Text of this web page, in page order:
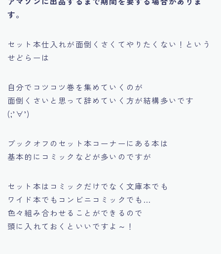
す。
セット本仕入れが面倒くさくてやりたくない！という
せどらーは
自分でコツコツ巻を集めていくのが
面倒くさいと思って辞めていく方が結構多いです
(;’∀’)
ブックオフのセット本コーナーにある本は
基本的にコミックなどが多いのですが
セット本はコミックだけでなく文庫本でも
ワイド本でもコンビニコミックでも…
色々組み合わせることができるので
頭に入れておくといいですよ～！